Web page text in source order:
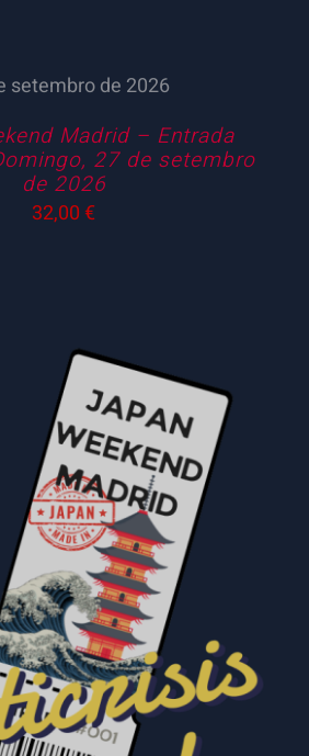
setembro de 2026
Madrid – Entrada
27 de setembro
de 2026
32,00€
OPCIÓNS / DETALLES